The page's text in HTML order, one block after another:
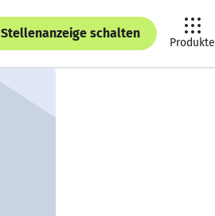
Stellenanzeige schalten
Produkte